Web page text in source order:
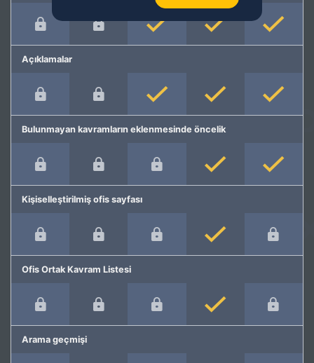
Açıklamalar
Bulunmayan kavramların eklenmesinde öncelik
Kişiselleştirilmiş ofis sayfası
Ofis Ortak Kavram Listesi
Arama geçmişi